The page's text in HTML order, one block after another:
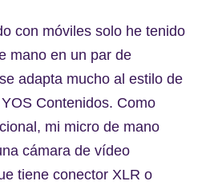
con móviles solo he tenido
mano en un par de
adapta mucho al estilo de
Contenidos. Como
mi micro de mano
cámara de vídeo
tiene conector XLR o